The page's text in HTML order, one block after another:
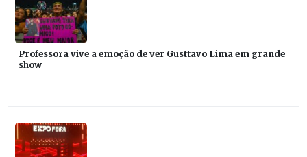
Professora vive a emoção de ver Gusttavo Lima em grande
show